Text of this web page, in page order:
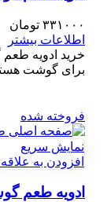
۳۳۱۰۰۰ تومان
اطلاعات بیشتر
خرید ادویه طعم
برای گوشت
فروخته شده
نمایش سریع
افزودن به
ادویه طعم گوشت